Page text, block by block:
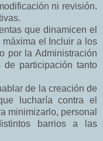
ni revisión.
que dinamicen el
el Incluir a los
por la Administración
de participación tanto
de la creación de
lucharía contra el
minimizarlo, personal
barrios a las